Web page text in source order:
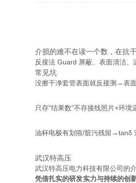
介损的难不在读一个数，在抗
反接法 Guard 屏蔽、表面清洁
常见坑
没擦干净套管表面就反接测→表
只存"结果数"不存接线照片+环境
油杯电极有划痕/脏污残留→tanδ
武汉特高压
武汉特高压电力科技有限公司的
凭借扎实的研发实力与持续的创